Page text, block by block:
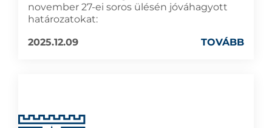
november 27-ei soros ülésén jóváhagyott
határozatokat:
2025.12.09
TOVÁBB